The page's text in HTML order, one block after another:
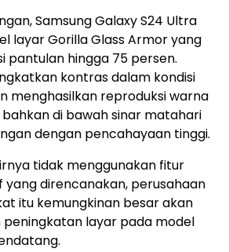
Samsung Galaxy S24 Ultra
layar Gorilla Glass Armor yang
pantulan hingga 75 persen.
kontras dalam kondisi
menghasilkan reproduksi warna
di bawah sinar matahari
dengan pencahayaan tinggi.
tidak menggunakan fitur
direncanakan, perusahaan
itu kemungkinan besar akan
layar pada model